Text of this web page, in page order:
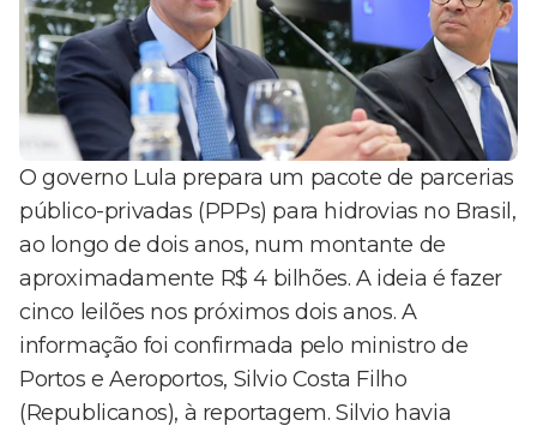
O governo Lula prepara um pacote de parcerias
público-privadas (PPPs) para hidrovias no Brasil,
ao longo de dois anos, num montante de
aproximadamente R$ 4 bilhões. A ideia é fazer
cinco leilões nos próximos dois anos. A
informação foi confirmada pelo ministro de
Portos e Aeroportos, Silvio Costa Filho
(Republicanos), à reportagem. Silvio havia